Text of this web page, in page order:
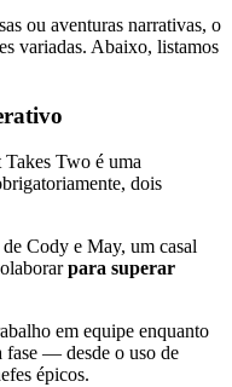
ou aventuras narrativas, o
variadas. Abaixo, listamos
Two é uma
dois
Cody e May, um casal
para superar
em equipe enquanto
fase — desde o uso de
épicos.